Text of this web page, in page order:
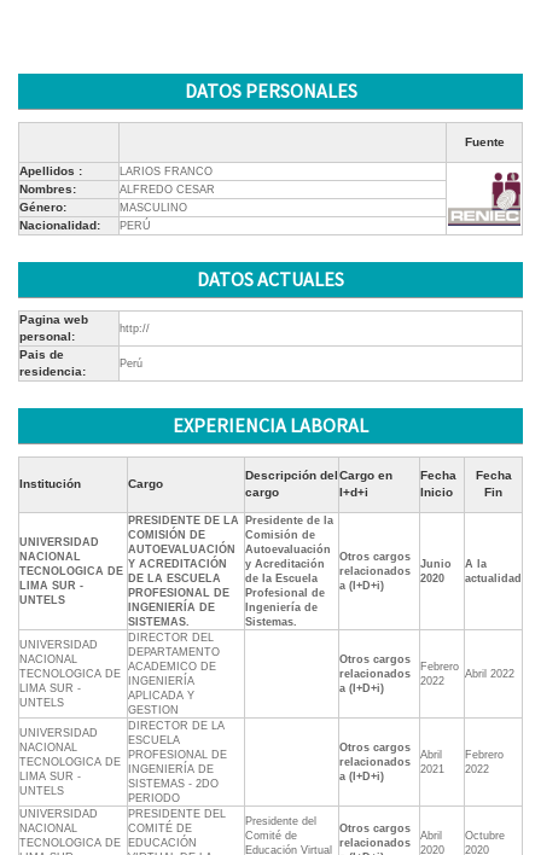
DATOS PERSONALES
Fuente
Apellidos : LARIOS FRANCO
Nombres: ALFREDO CESAR
Género: MASCULINO
Nacionalidad: PERÚ
DATOS ACTUALES
Pagina web
personal:
http://
Pais de
residencia:
Perú
EXPERIENCIA LABORAL
Institución Cargo
Descripción del
cargo
Cargo en
I+d+i
Fecha
Inicio
Fecha
Fin
UNIVERSIDAD
NACIONAL
TECNOLOGICA DE
LIMA SUR -
UNTELS
PRESIDENTE DE LA
COMISIÓN DE
AUTOEVALUACIÓN
Y ACREDITACIÓN
DE LA ESCUELA
PROFESIONAL DE
INGENIERÍA DE
SISTEMAS.
Presidente de la
Comisión de
Autoevaluación
y Acreditación
de la Escuela
Profesional de
Ingeniería de
Sistemas.
Otros cargos
relacionados
a (I+D+i)
Junio
2020
A la
actualidad
UNIVERSIDAD
NACIONAL
TECNOLOGICA DE
LIMA SUR -
UNTELS
DIRECTOR DEL
DEPARTAMENTO
ACADEMICO DE
INGENIERÍA
APLICADA Y
GESTION
Otros cargos
relacionados
a (I+D+i)
Febrero
2022
Abril 2022
UNIVERSIDAD
NACIONAL
TECNOLOGICA DE
LIMA SUR -
UNTELS
DIRECTOR DE LA
ESCUELA
PROFESIONAL DE
INGENIERÍA DE
SISTEMAS - 2DO
PERIODO
Otros cargos
relacionados
a (I+D+i)
Abril
2021
Febrero
2022
UNIVERSIDAD
NACIONAL
TECNOLOGICA DE
PRESIDENTE DEL
COMITÉ DE
EDUCACIÓN
Presidente del
Comité de
Educación Virtual
Otros cargos
relacionados
Abril
2020
Octubre
2020